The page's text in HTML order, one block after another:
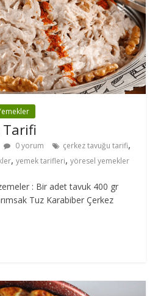
Tarifi
0 yorum çerkez tavuğu tarifi,
, yemek tarifleri, yöresel yemekler
: Bir adet tavuk 400 gr
Tuz Karabiber Çerkez